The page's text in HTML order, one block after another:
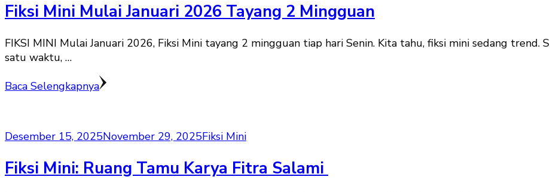
Fiksi Mini Mulai Januari 2026 Tayang 2 Mingguan
FIKSI MINI Mulai Januari 2026, Fiksi Mini tayang 2 mingguan tiap hari Senin. Kita tahu, fiksi mini sedang trend.
satu waktu, …
Baca Selengkapnya
Desember 15, 2025November 29, 2025Fiksi Mini
Fiksi Mini: Ruang Tamu Karya Fitra Salami